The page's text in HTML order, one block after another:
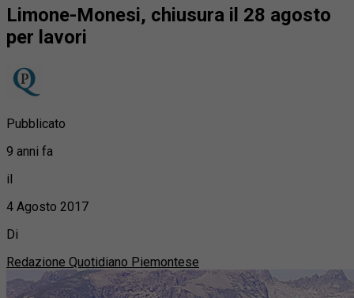
Limone-Monesi, chiusura il 28 agosto
per lavori
Pubblicato
9 anni fa
il
4 Agosto 2017
Di
Redazione Quotidiano Piemontese